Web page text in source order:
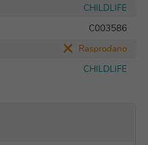
CHILDLIFE
C003586
Rasprodano
CHILDLIFE